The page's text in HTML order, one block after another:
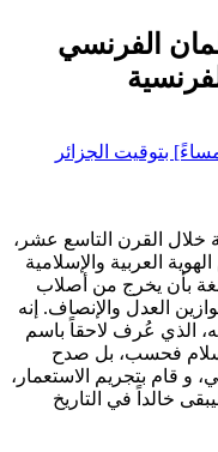
الفرنسي
خلال القرن التاسع عشر،
العربية والإسلامية
بأن يخرج من أصلاب
العدل والإنصاف. إنه
الذي عُرف لاحقاً باسم
فحسب، بل صدح
و قام بتجريم الاستعمار،
خالداً في التاريخ